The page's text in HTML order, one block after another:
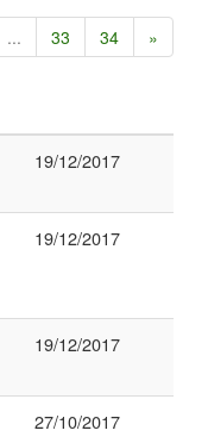
... 33 34 »
19/12/2017
19/12/2017
19/12/2017
27/10/2017